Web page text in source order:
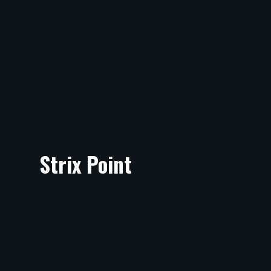
Strix Point